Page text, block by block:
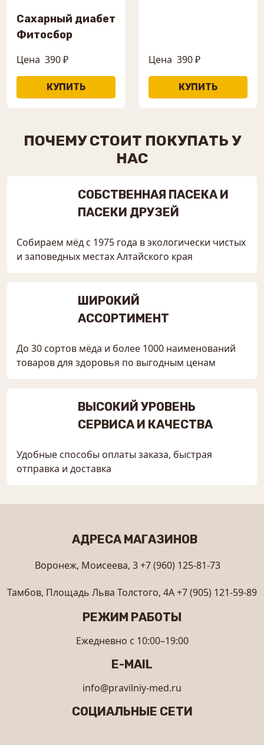
Сахарный диабет
Фитосбор
Цена 390 ₽ Цена 390 ₽
ПОЧЕМУ СТОИТ ПОКУПАТЬ У
НАС
СОБСТВЕННАЯ ПАСЕКА И
ПАСЕКИ ДРУЗЕЙ
Собираем мёд с 1975 года в экологически чистых
и заповедных местах Алтайского края
ШИРОКИЙ
АССОРТИМЕНТ
До 30 сортов мёда и более 1000 наименований
товаров для здоровья по выгодным ценам
ВЫСОКИЙ УРОВЕНЬ
СЕРВИСА И КАЧЕСТВА
Удобные способы оплаты заказа, быстрая
отправка и доставка
АДРЕСА МАГАЗИНОВ
Воронеж, Моисеева, 3+7 (960) 125-81-73
Тамбов, Площадь Льва Толстого, 4А+7 (905) 121-59-89
РЕЖИМ РАБОТЫ
Ежедневно с 10:00–19:00
E-MAIL
info@pravilniy-med.ru
СОЦИАЛЬНЫЕ СЕТИ